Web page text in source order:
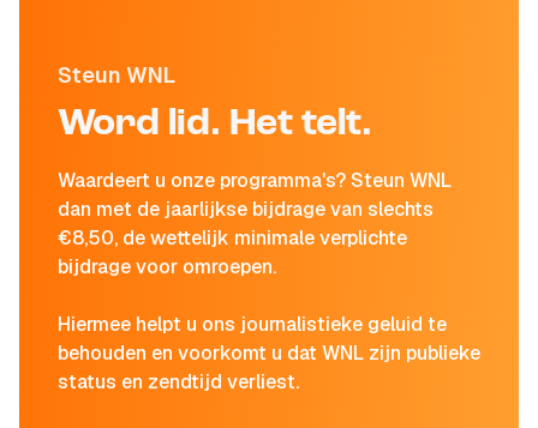
Steun WNL
Word lid. Het telt.
Waardeert u onze programma's? Steun WNL
dan met de jaarlijkse bijdrage van slechts
€8,50, de wettelijk minimale verplichte
bijdrage voor omroepen.
Hiermee helpt u ons journalistieke geluid te
behouden en voorkomt u dat WNL zijn publieke
status en zendtijd verliest.